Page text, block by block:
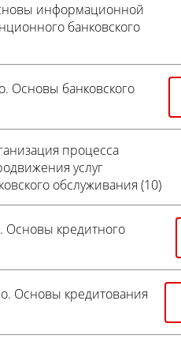
информационной
банковского
Основы банковского
процесса
услуг
обслуживания (10)
Основы кредитного
Основы кредитования